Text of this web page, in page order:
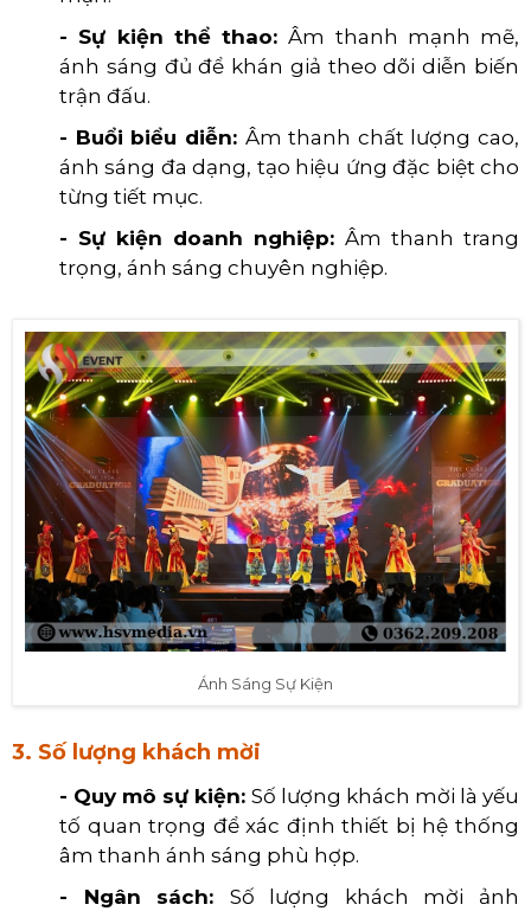
- Sự kiện thể thao:Âm thanh mạnh mẽ,
ánh sáng đủ để khán giả theo dõi diễn biến
trận đấu.
- Buổi biểu diễn: Âm thanh chất lượng cao,
ánh sáng đa dạng, tạo hiệu ứng đặc biệt cho
từng tiết mục.
- Sự kiện doanh nghiệp: Âm thanh trang
trọng, ánh sáng chuyên nghiệp.
Ánh Sáng Sự Kiện
3. Số lượng khách mời
- Quy mô sự kiện: Số lượng khách mời là yếu
tố quan trọng để xác định thiết bị hệ thống
âm thanh ánh sáng phù hợp.
- Ngân sách: Số lượng khách mời ảnh